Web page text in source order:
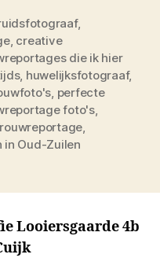
,
, creative
die ik hier
, huwelijksfotograaf,
, perfecte
foto's,
,
in Oud-Zuilen
Looiersgaarde 4b